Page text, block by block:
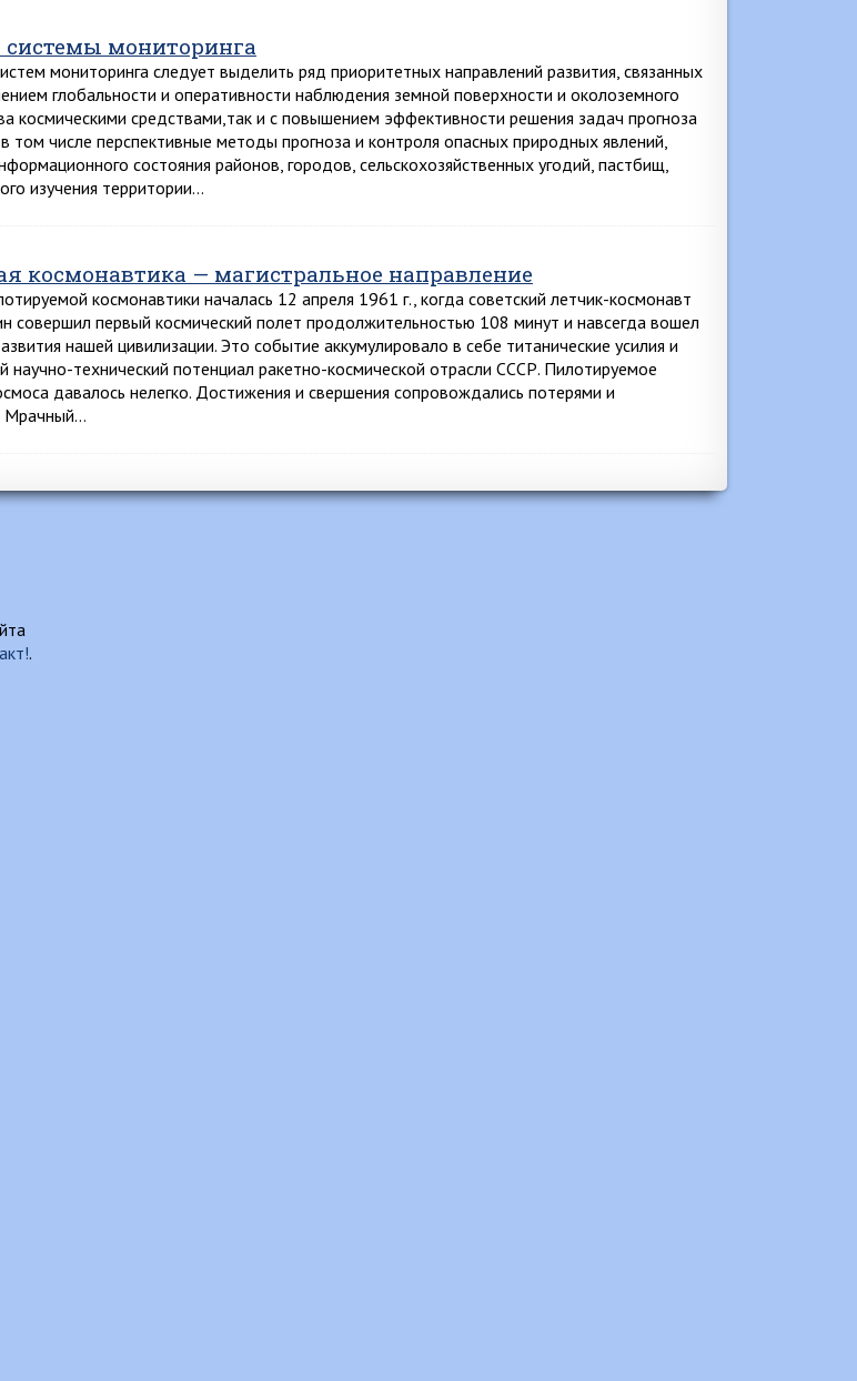
системы мониторинга
мониторинга следует выделить ряд приоритетных направлений развития, связанных
глобальности и оперативности наблюдения земной поверхности и околоземного
космическими средствами,так и с повышением эффективности решения задач прогноза
том числе перспективные методы прогноза и контроля опасных природных явлений,
состояния районов, городов, сельскохозяйственных угодий, пастбищ,
изучения территории…
космонавтика — магистральное направление
космонавтики началась 12 апреля 1961 г., когда советский летчик-космонавт
совершил первый космический полет продолжительностью 108 минут и навсегда вошел
нашей цивилизации. Это событие аккумулировало в себе титанические усилия и
научно-технический потенциал ракетно-космической отрасли СССР. Пилотируемое
давалось нелегко. Достижения и свершения сопровождались потерями и
Мрачный…
.